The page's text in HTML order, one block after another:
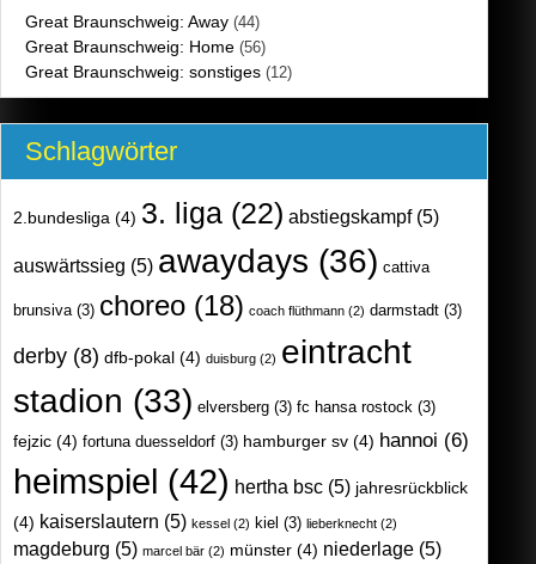
Great Braunschweig: Away (44)
Great Braunschweig: Home (56)
Great Braunschweig: sonstiges (12)
Schlagwörter
2.bundesliga (4) 3. liga (22) abstiegskampf(5)
auswärtssieg (5) awaydays (36) cattiva
brunsiva (3) choreo (18) coach flüthmann (2) darmstadt (3)
derby (8) dfb-pokal (4) duisburg (2) eintracht
stadion (33) elversberg (3) fc hansa rostock (3)
fejzic (4) fortuna duesseldorf (3) hamburger sv (4) hannoi (6)
heimspiel (42) hertha bsc (5) jahresrückblick
(4) kaiserslautern (5) kessel (2) kiel (3) lieberknecht (2)
magdeburg (5) marcel bär (2) münster (4) niederlage (5)